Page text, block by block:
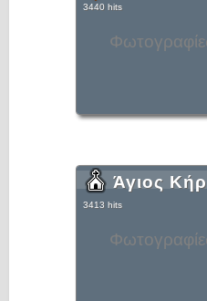
3440 hits
Άγιος
3413 hits